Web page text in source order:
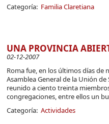
Categoría: Familia Claretiana
UNA PROVINCIA
02-12-2007
Roma fue, en los últimos días de
Asamblea General de la Unión
reunido a ciento treinta
congregaciones, entre ellos un
Categoría: Actividades